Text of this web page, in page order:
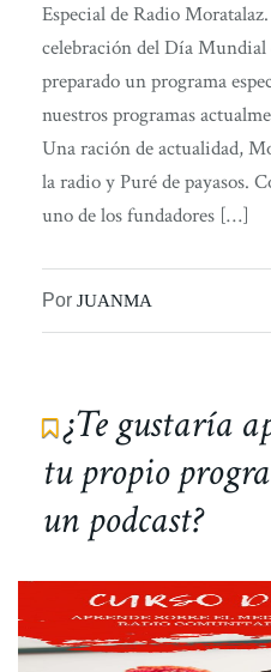
Especial de Radio
celebración del Día Mundial
preparado un programa
nuestros programas
Una ración de actualidad,
la radio y Puré de payasos.
uno de los fundadores […]
Por JUANMA
¿Te gustaría
tu propio
un podcast?